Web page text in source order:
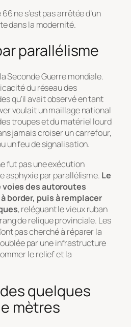
ne s’est pas arrêtée d’un
dans la modernité.
parallélisme
Seconde Guerre mondiale.
du réseau des
qu’il avait observé en tant
voulait un maillage national
troupes et du matériel lourd
jamais croiser un carrefour,
un feu de signalisation.
fut pas une exécution
asphyxie par parallélisme. Le
des autoroutes
border, puis à remplacer
, reléguant le vieux ruban
de relique provinciale. Les
pas cherché à réparer la
par une infrastructure
le relief et la
quelques
mètres